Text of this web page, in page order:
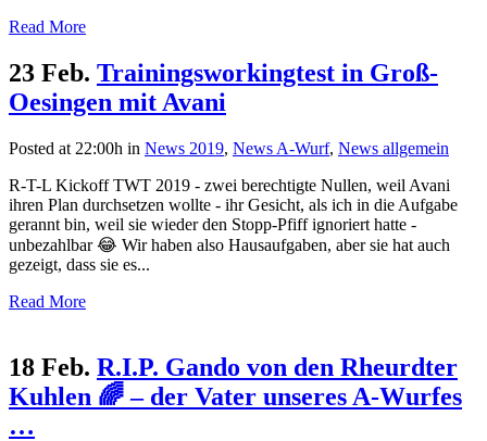
Read More
23 Feb. Trainingsworkingtest in Groß-
Oesingen mit Avani
Posted at 22:00h in News 2019, News A-Wurf, News allgemein
R-T-L Kickoff TWT 2019 - zwei berechtigte Nullen, weil Avani
ihren Plan durchsetzen wollte - ihr Gesicht, als ich in die Aufgabe
gerannt bin, weil sie wieder den Stopp-Pfiff ignoriert hatte -
unbezahlbar 😂 Wir haben also Hausaufgaben, aber sie hat auch
gezeigt, dass sie es...
Read More
18 Feb. R.I.P. Gando von den Rheurdter
Kuhlen 🌈 – der Vater unseres A-Wurfes
…